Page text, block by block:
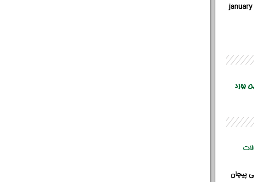
january
بورد
پیچان